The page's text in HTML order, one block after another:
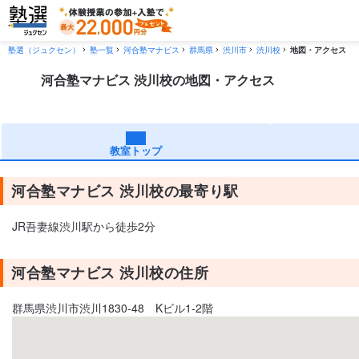
塾選（ジュクセン） 塾一覧 河合塾マナビス 群馬県 渋川市 渋川校 地図・アクセス
河合塾マナビス 渋川校の地図・アクセス
教室トップ
河合塾マナビス 渋川校の最寄り駅
JR吾妻線渋川駅から徒歩2分
河合塾マナビス 渋川校の住所
群馬県渋川市渋川1830-48 Kビル1-2階